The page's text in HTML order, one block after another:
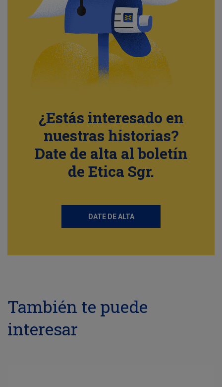
¿Estás interesado en
nuestras historias?
Date de alta al boletín
de Etica Sgr.
DATE DE ALTA
También te puede
interesar